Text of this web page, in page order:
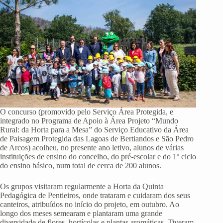
O concurso (promovido pelo Serviço Área Protegida, e
integrado no Programa de Apoio à Área Projeto “Mundo
Rural: da Horta para a Mesa” do Serviço Educativo da Área
de Paisagem Protegida das Lagoas de Bertiandos e São Pedro
de Arcos) acolheu, no presente ano letivo, alunos de várias
instituições de ensino do concelho, do pré-escolar e do 1º ciclo
do ensino básico, num total de cerca de 200 alunos.
Os grupos visitaram regularmente a Horta da Quinta
Pedagógica de Pentieiros, onde trataram e cuidaram dos seus
canteiros, atribuídos no início do projeto, em outubro. Ao
longo dos meses semearam e plantaram uma grande